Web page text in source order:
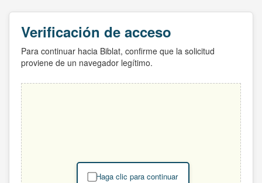
Verificación de acceso
Para continuar hacia Biblat, confirme que la solicitud
proviene de un navegador legítimo.
Haga clic para continuar